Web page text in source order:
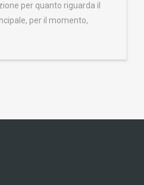
per quanto riguarda il
per il momento,